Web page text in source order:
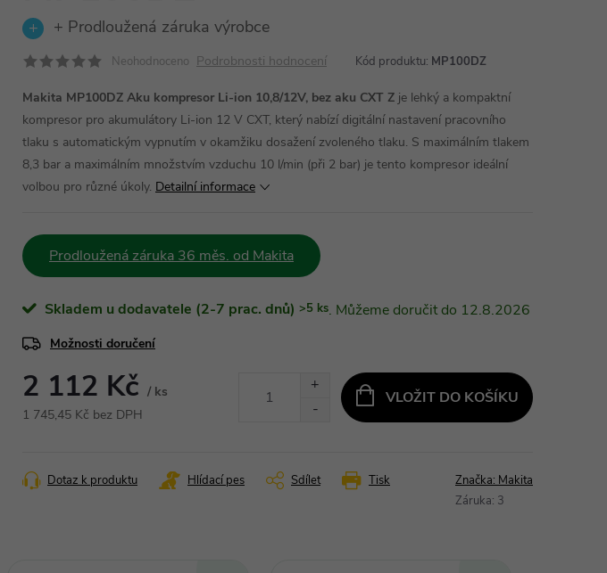
+ Prodloužená záruka výrobce
Neohodnoceno Podrobnosti hodnocení Kód produktu: MP100DZ
Makita MP100DZ Aku kompresor Li-ion 10,8/12V, bez aku CXT Z je lehký a kompaktní
kompresor pro akumulátory Li-ion 12 V CXT, který nabízí digitální nastavení pracovního
tlaku s automatickým vypnutím v okamžiku dosažení zvoleného tlaku. S maximálním tlakem
8,3 bar a maximálním množstvím vzduchu 10 l/min (při 2 bar) je tento kompresor ideální
volbou pro různé úkoly. Detailní informace
Prodloužená záruka 36 měs. od Makita
Skladem u dodavatele (2-7 prac. dnů) >5 ks 12.8.2026
Možnosti doručení
2 112 Kč / ks
1 745,45 Kč bez DPH
VLOŽIT DO KOŠÍKU
Tisk
Dotaz k produktu Hlídací pes Sdílet Značka: Makita
Záruka: 3